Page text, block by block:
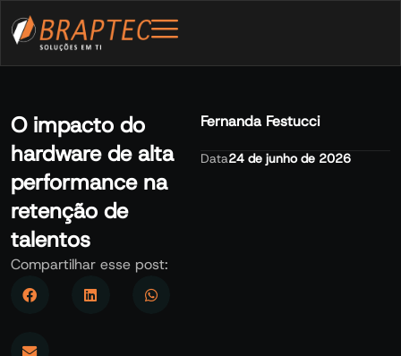
O impacto do
hardware de alta
performance na
retenção de
talentos
Compartilhar esse post:
Fernanda Festucci
Data24 de junho de 2026